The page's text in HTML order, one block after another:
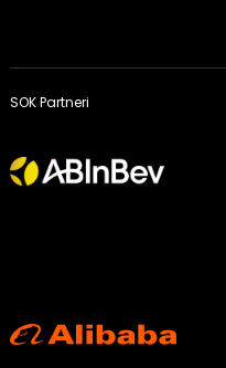
SOK Partneri